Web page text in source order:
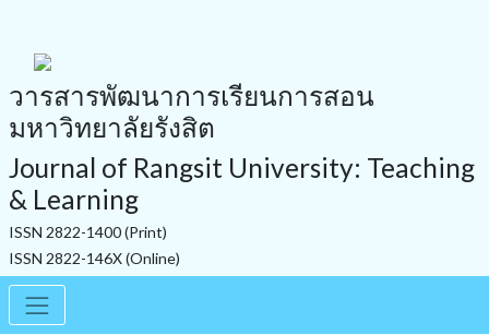
วารสารพัฒนาการเรียนการสอน
มหาวิทยาลัยรังสิต
Journal of Rangsit University: Teaching
& Learning
ISSN 2822-1400 (Print)
ISSN 2822-146X (Online)